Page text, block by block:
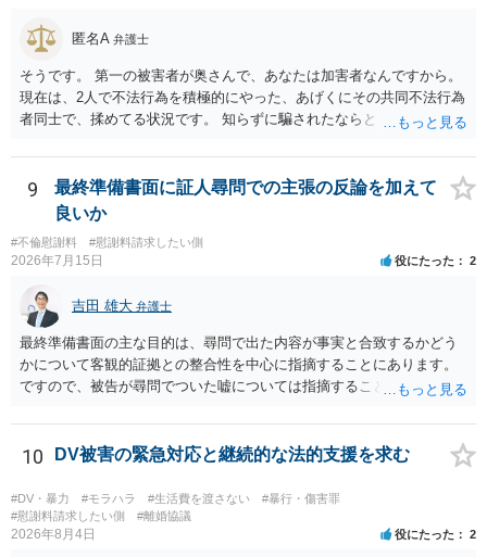
匿名A 弁護士
そうです。 第一の被害者が奥さんで、あなたは加害者なんですから。
現在は、2人で不法行為を積極的にやった、あげくにその共同不法行為
者同士で、揉めてる状況です。 知らずに騙されたならともか
というだけですから。
9
最終準備書面に証人尋問での主張の反論を加えて
良いか
#不倫慰謝料 #慰謝料請求したい側
2026年7月15日 役にたった 2
吉田 雄大 弁護士
最終準備書面の主な目的は、尋問で出た内容が事実と合致するかどう
かについて客観的証拠との整合性を中心に指摘することにあります。
ですので、被告が尋問でついた嘘については指摘することが大切で
事実でないとの指摘をすることも必要です。 これらの点について最終
準備書面で的確な指摘ができれば裁判所の理解も深まると思います
が、和解のときに裁判所から開示された金額からさらに判決金額が増
えるかどうかは、裁判官の個性に依る点が大きいので、何ともいえま
せん。
10 DV被害の緊急対応と継続的な法的支援を求む
#DV・暴力 #モラハラ #生活費を渡さない
#暴行・傷害罪
#慰謝料請求したい側
#離婚協議
2026年8月4日 役にたった 2